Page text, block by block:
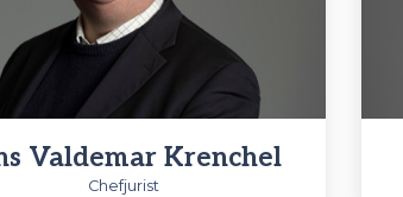
Valdemar Krenchel
Chefjurist